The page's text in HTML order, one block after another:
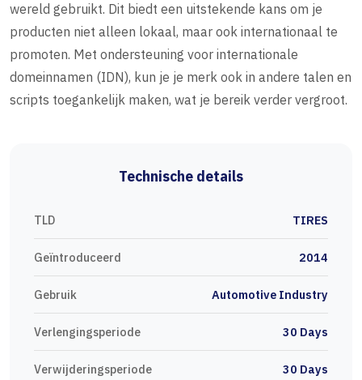
wereld gebruikt. Dit biedt een uitstekende kans om je
producten niet alleen lokaal, maar ook internationaal te
promoten. Met ondersteuning voor internationale
domeinnamen (IDN), kun je je merk ook in andere talen en
scripts toegankelijk maken, wat je bereik verder vergroot.
Technische details
TLD TIRES
Geïntroduceerd 2014
Gebruik Automotive Industry
Verlengingsperiode 30 Days
Verwijderingsperiode 30 Days